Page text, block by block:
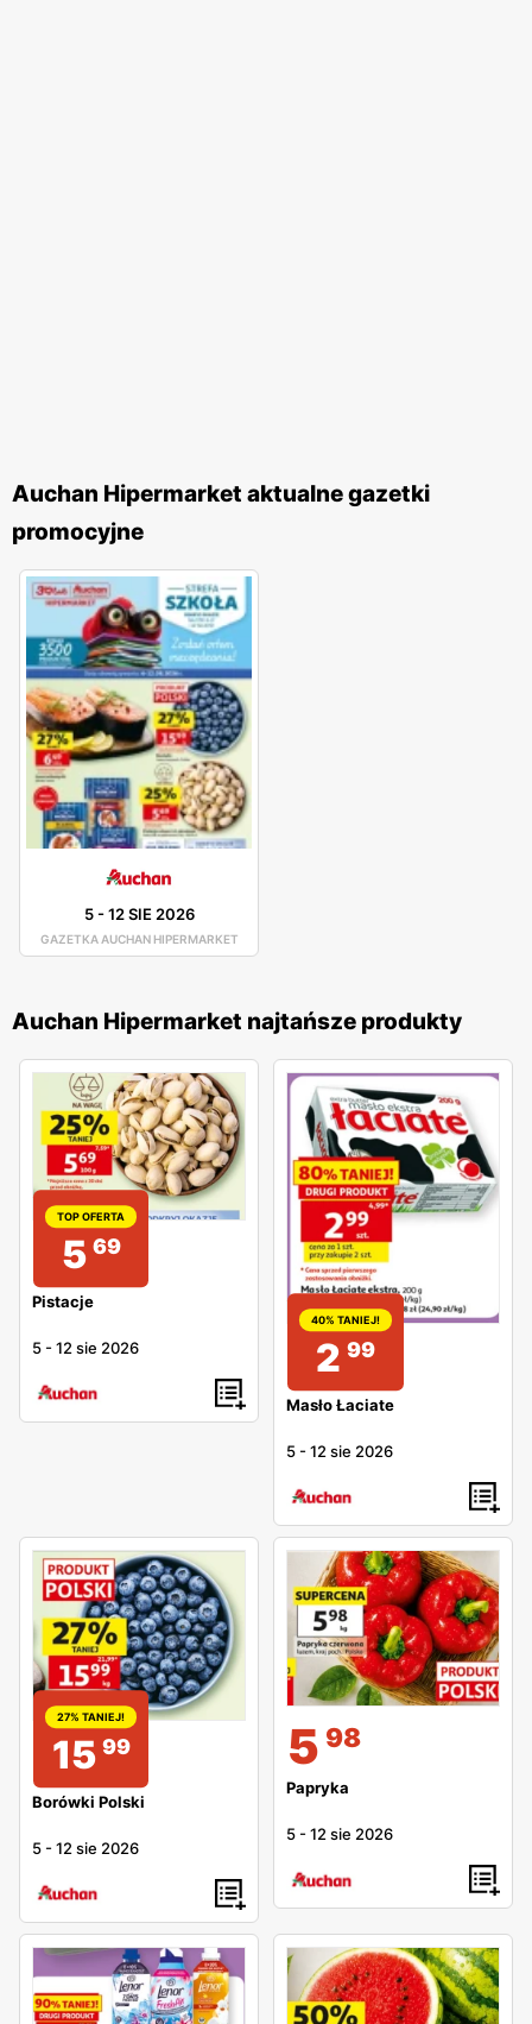
Auchan Hipermarket aktualne gazetki
promocyjne
5-12 SIE 2026
GAZETKA AUCHAN HIPERMARKET
Auchan Hipermarket najtańsze produkty
TOP OFERTA
5 69
Pistacje
5 -12 sie 2026
40% TANIEJ!
2 99
Masło Łaciate
5 -12 sie 2026
27% TANIEJ!
15 99
Borówki Polski
5 -12 sie 2026
5 98
Papryka
5 -12 sie 2026